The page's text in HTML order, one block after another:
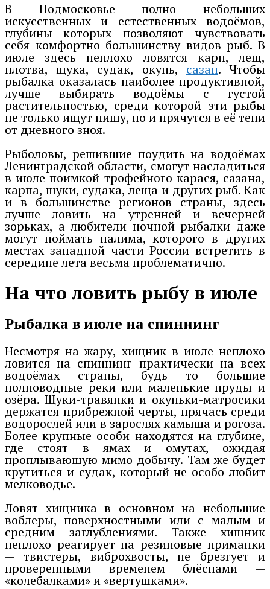
В Подмосковье полно небольших
искусственных и естественных водоёмов,
глубины которых позволяют чувствовать
себя комфортно большинству видов рыб. В
июле здесь неплохо ловятся карп, лещ,
плотва, щука, судак, окунь, сазан. Чтобы
рыбалка оказалась наиболее продуктивной,
лучше выбирать водоёмы с густой
растительностью, среди которой эти рыбы
не только ищут пищу, но и прячутся в её тени
от дневного зноя.
Рыболовы, решившие поудить на водоёмах
Ленинградской области, смогут насладиться
в июле поимкой трофейного карася, сазана,
карпа, щуки, судака, леща и других рыб. Как
и в большинстве регионов страны, здесь
лучше ловить на утренней и вечерней
зорьках, а любители ночной рыбалки даже
могут поймать налима, которого в других
местах западной части России встретить в
середине лета весьма проблематично.
На что ловить рыбу в июле
Рыбалка в июле на спиннинг
Несмотря на жару, хищник в июле неплохо
ловится на спиннинг практически на всех
водоёмах страны, будь то большие
полноводные реки или маленькие пруды и
озёра. Щуки-травянки и окуньки-матросики
держатся прибрежной черты, прячась среди
водорослей или в зарослях камыша и рогоза.
Более крупные особи находятся на глубине,
где стоят в ямах и омутах, ожидая
проплывающую мимо добычу. Там же будет
крутиться и судак, который не особо любит
мелководье.
Ловят хищника в основном на небольшие
воблеры, поверхностными или с малым и
средним заглублениями. Также хищник
неплохо реагирует на резиновые приманки
— твистеры, виброхвосты, не брезгует и
проверенными временем блёснами —
«колебалками» и «вертушками».